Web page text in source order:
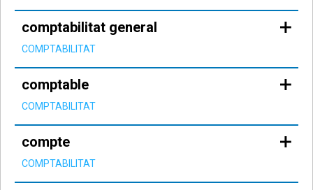
comptabilitat general
COMPTABILITAT
comptable
COMPTABILITAT
compte
COMPTABILITAT